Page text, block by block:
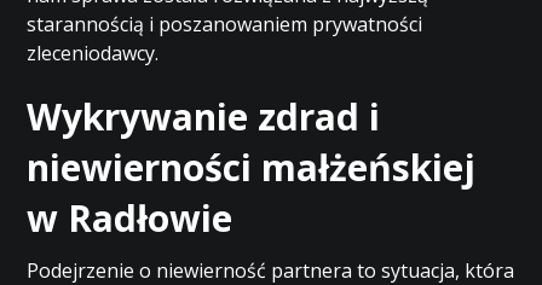
starannością i poszanowaniem prywatności
zleceniodawcy.
Wykrywanie zdrad i
niewierności małżeńskiej
w Radłowie
Podejrzenie o niewierność partnera to sytuacja, która